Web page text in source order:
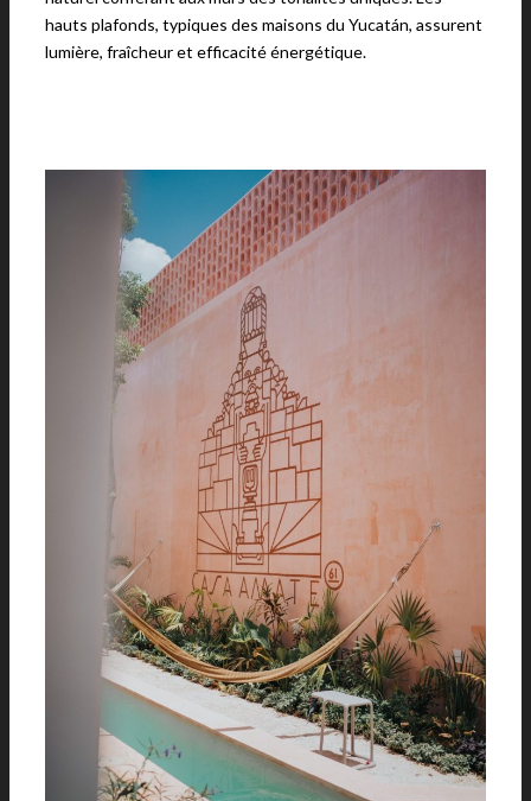
hauts plafonds, typiques des maisons du Yucatán, assurent
lumière, fraîcheur et efficacité énergétique.